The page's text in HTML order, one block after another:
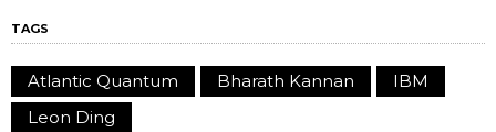
TAGS
Atlantic Quantum Bharath Kannan
IBM
Leon Ding